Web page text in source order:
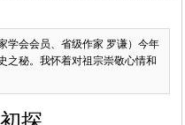
会会员、省级作家 罗谦）今年
之秘。我怀着对祖宗崇敬心情和